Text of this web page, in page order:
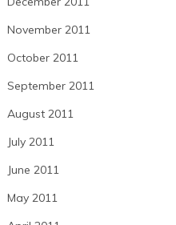
November 2011
October 2011
September 2011
August 2011
July 2011
June 2011
May 2011